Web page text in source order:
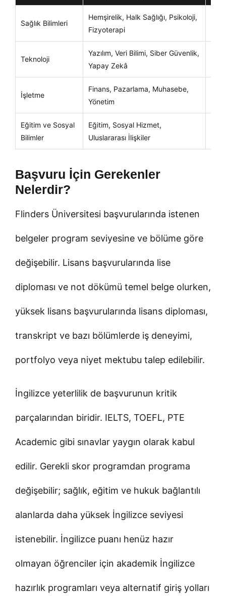
Sağlık Bilimleri
Hemşirelik, Halk Sağlığı, Psikoloji,
Fizyoterapi
Teknoloji
Yazılım, Veri Bilimi, Siber Güvenlik,
Yapay Zekâ
İşletme
Finans, Pazarlama, Muhasebe,
Yönetim
Eğitim ve Sosyal
Bilimler
Eğitim, Sosyal Hizmet,
Uluslararası İlişkiler
Başvuru İçin Gerekenler
Nelerdir?
Flinders Üniversitesi başvurularında istenen
belgeler program seviyesine ve bölüme göre
değişebilir. Lisans başvurularında lise
diploması ve not dökümü temel belge olurken,
yüksek lisans başvurularında lisans diploması,
transkript ve bazı bölümlerde iş deneyimi,
portfolyo veya niyet mektubu talep edilebilir.
İngilizce yeterlilik de başvurunun kritik
parçalarından biridir. IELTS, TOEFL, PTE
Academic gibi sınavlar yaygın olarak kabul
edilir. Gerekli skor programdan programa
değişebilir; sağlık, eğitim ve hukuk bağlantılı
alanlarda daha yüksek İngilizce seviyesi
istenebilir. İngilizce puanı henüz hazır
olmayan öğrenciler için akademik İngilizce
hazırlık programları veya alternatif giriş yolları